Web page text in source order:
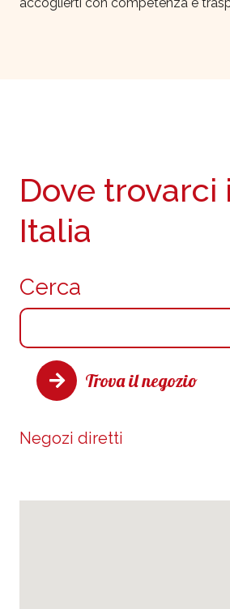
Cerca
Trova il negozio
Dove trovarci
Italia
Negozi diretti